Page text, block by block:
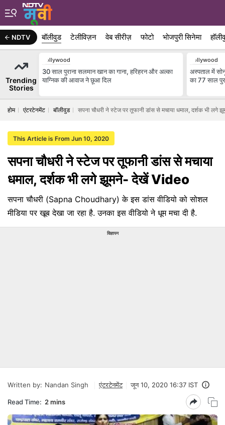
NDTV बॉलीवुड टेलीविज़न वेब सीरीज़ फोटो भोजपुरी सिनेमा
Trending
Stories
Bollywood
30 साल पुराना सलमान खान का गाना, हरिहरन और अल्का
याग्निक की आवाज ने छूआ दिल
Bollywood
अस्पताल में
का 77 साल
होम एंटरटेनमेंट बॉलीवुड सपना चौधरी ने स्टेज पर तूफानी डांस से मचाया धमाल, दर्शक भी
This Article is From Jun 10, 2020
सपना चौधरी ने स्टेज पर तूफानी डांस से मचाया
धमाल, दर्शक भी लगे झूमने- देखें Video
सपना चौधरी (Sapna Choudhary) के इस डांस वीडियो को सोशल
मीडिया पर खूब देखा जा रहा है. उनका इस वीडियो ने धूम मचा दी है.
विज्ञापन
Written by: Nandan Singh एंटरटेनमेंट जून 10, 2020 16:37 IST
Read Time: 2 mins